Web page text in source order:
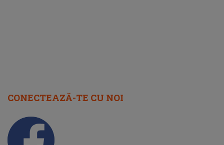
CONECTEAZĂ-TE CU NOI